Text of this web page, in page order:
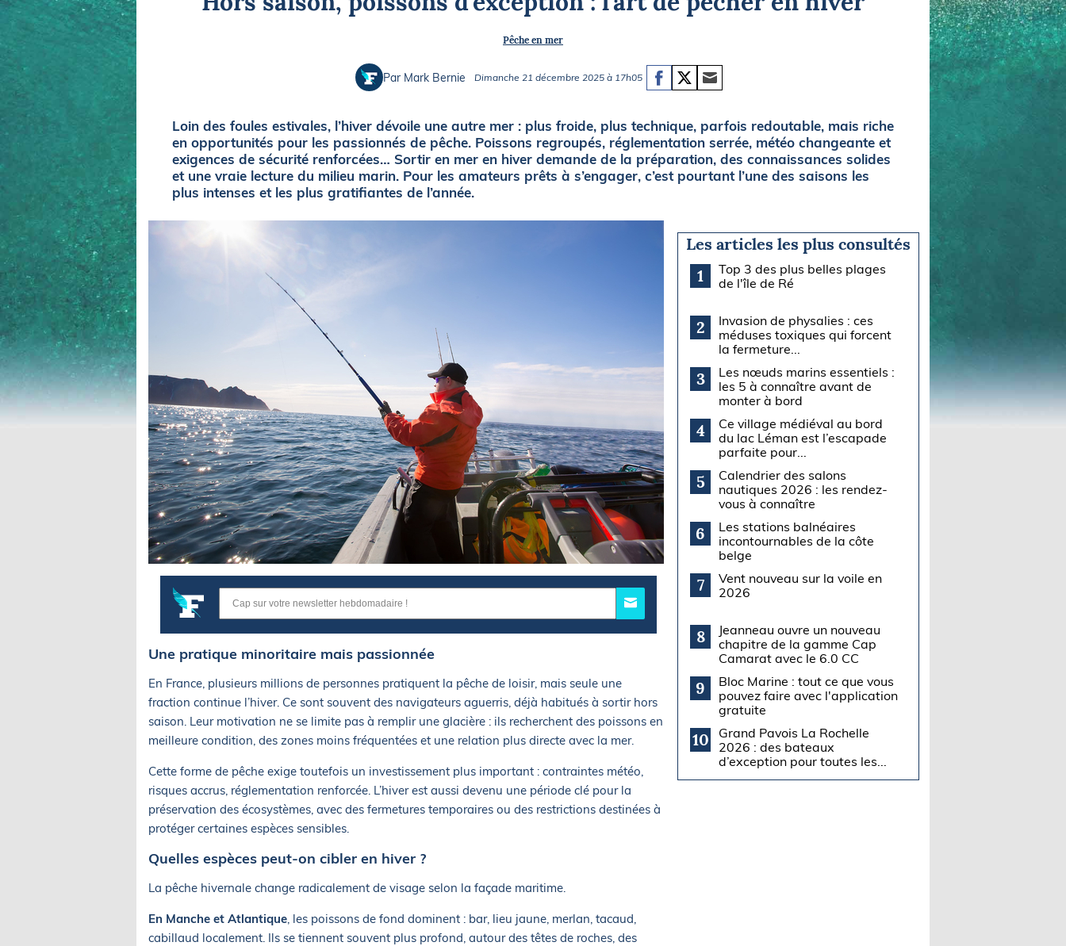
Equipements
LOISIRS
Plongée
Glisse
Briefings
Pêche en mer
Par Mark Bernie Dimanche 21 décembre 2025 à 17h05
Loin des foules estivales, l’hiver dévoile une autre mer : plus froide, plus technique, parfois redoutable, mais riche
en opportunités pour les passionnés de pêche. Poissons regroupés, réglementation serrée, météo changeante et
exigences de sécurité renforcées… Sortir en mer en hiver demande de la préparation, des connaissances solides
et une vraie lecture du milieu marin. Pour les amateurs prêts à s’engager, c’est pourtant l’une des saisons les
plus intenses et les plus gratifiantes de l’année.
Une pratique minoritaire mais passionnée
En France, plusieurs millions de personnes pratiquent la pêche de loisir, mais seule une
fraction continue l’hiver. Ce sont souvent des navigateurs aguerris, déjà habitués à sortir hors
saison. Leur motivation ne se limite pas à remplir une glacière : ils recherchent des poissons en
meilleure condition, des zones moins fréquentées et une relation plus directe avec la mer.
Cette forme de pêche exige toutefois un investissement plus important : contraintes météo,
risques accrus, réglementation renforcée. L’hiver est aussi devenu une période clé pour la
préservation des écosystèmes, avec des fermetures temporaires ou des restrictions destinées à
protéger certaines espèces sensibles.
Quelles espèces peut-on cibler en hiver ?
La pêche hivernale change radicalement de visage selon la façade maritime.
En Manche et Atlantique, les poissons de fond dominent : bar, lieu jaune, merlan, tacaud,
cabillaud localement. Ils se tiennent souvent plus profond, autour des têtes de roches, des
Les articles les plus consultés
1
Top 3 des plus belles plages
de l'île de Ré
2
Invasion de physalies : ces
méduses toxiques qui forcent
la fermeture...
3
Les nœuds marins essentiels :
les 5 à connaître avant de
monter à bord
4
Ce village médiéval au bord
du lac Léman est l’escapade
parfaite pour...
5
Calendrier des salons
nautiques 2026 : les rendez-
vous à connaître
6
Les stations balnéaires
incontournables de la côte
belge
7
Vent nouveau sur la voile en
2026
8
Jeanneau ouvre un nouveau
chapitre de la gamme Cap
Camarat avec le 6.0 CC
9
Bloc Marine : tout ce que vous
pouvez faire avec l'application
gratuite
10
Grand Pavois La Rochelle
2026 : des bateaux
d’exception pour toutes les...